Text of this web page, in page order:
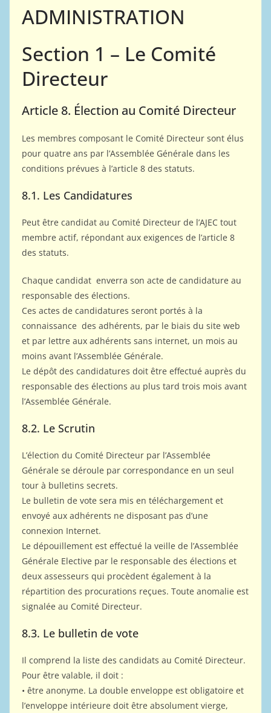
ADMINISTRATION
Section 1 – Le Comité
Directeur
Article 8. Élection au Comité Directeur
Les membres composant le Comité Directeur sont élus
pour quatre ans par l’Assemblée Générale dans les
conditions prévues à l’article 8 des statuts.
8.1. Les Candidatures
Peut être candidat au Comité Directeur de l’AJEC tout
membre actif, répondant aux exigences de l’article 8
des statuts.
Chaque candidat enverra son acte de candidature au
responsable des élections.
Ces actes de candidatures seront portés à la
connaissance des adhérents, par le biais du site web
et par lettre aux adhérents sans internet, un mois au
moins avant l’Assemblée Générale.
Le dépôt des candidatures doit être effectué auprès du
responsable des élections au plus tard trois mois avant
l’Assemblée Générale.
8.2. Le Scrutin
L’élection du Comité Directeur par l’Assemblée
Générale se déroule par correspondance en un seul
tour à bulletins secrets.
Le bulletin de vote sera mis en téléchargement et
envoyé aux adhérents ne disposant pas d’une
connexion Internet.
Le dépouillement est effectué la veille de l’Assemblée
Générale Elective par le responsable des élections et
deux assesseurs qui procèdent également à la
répartition des procurations reçues. Toute anomalie est
signalée au Comité Directeur.
8.3. Le bulletin de vote
Il comprend la liste des candidats au Comité Directeur.
Pour être valable, il doit :
• être anonyme. La double enveloppe est obligatoire et
l’enveloppe intérieure doit être absolument vierge,